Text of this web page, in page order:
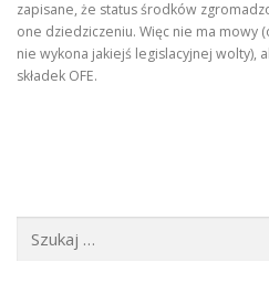
zapisane, że status środków
one dziedziczeniu. Więc nie ma mowy
nie wykona jakiejś legislacyjnej wolty),
składek OFE.